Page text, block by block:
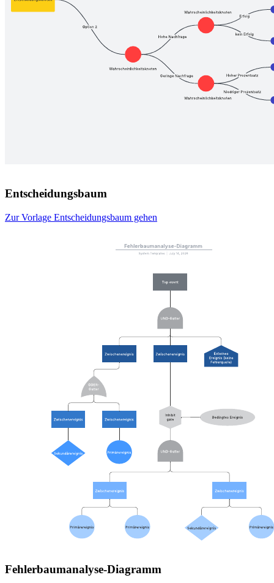
Entscheidungsbaum
Zur Vorlage Entscheidungsbaum gehen
Fehlerbaumanalyse-Diagramm